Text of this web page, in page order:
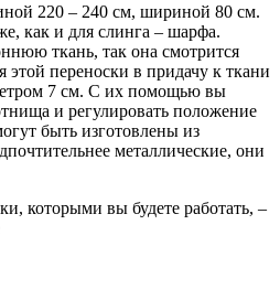
220 – 240 см, шириной 80 см.
как и для слинга – шарфа.
ткань, так она смотрится
этой переноски в придачу к ткани
7 см. С их помощью вы
и регулировать положение
быть изготовлены из
металлические, они
которыми вы будете работать, –